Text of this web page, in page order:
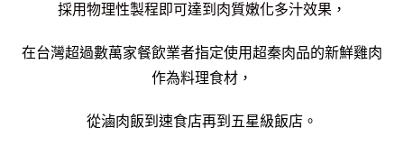
採用物理性製程即可達到肉質嫩化多汁效果，
在台灣超過數萬家餐飲業者指定使用超秦肉品的新鮮雞肉
作為料理食材，
從滷肉飯到速食店再到五星級飯店。